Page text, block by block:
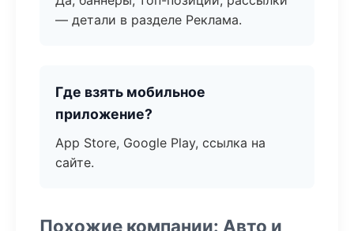
— детали в разделе Реклама.
Где взять мобильное
приложение?
App Store, Google Play, ссылка на
сайте.
Похожие компании: Авто и